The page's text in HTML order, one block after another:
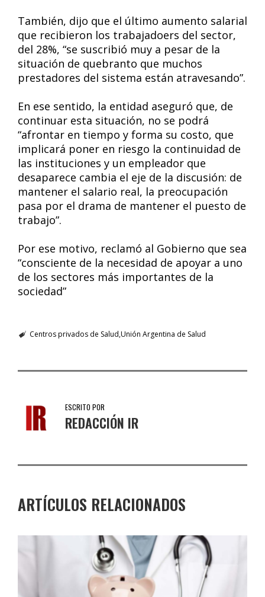
También, dijo que el último aumento salarial
que recibieron los trabajadoers del sector,
del 28%, “se suscribió muy a pesar de la
situación de quebranto que muchos
prestadores del sistema están atravesando”.
En ese sentido, la entidad aseguró que, de
continuar esta situación, no se podrá
“afrontar en tiempo y forma su costo, que
implicará poner en riesgo la continuidad de
las instituciones y un empleador que
desaparece cambia el eje de la discusión: de
mantener el salario real, la preocupación
pasa por el drama de mantener el puesto de
trabajo”.
Por ese motivo, reclamó al Gobierno que sea
“consciente de la necesidad de apoyar a uno
de los sectores más importantes de la
sociedad”
Centros privados de Salud Unión Argentina de Salud
ESCRITO POR
REDACCIÓN IR
ARTÍCULOS RELACIONADOS